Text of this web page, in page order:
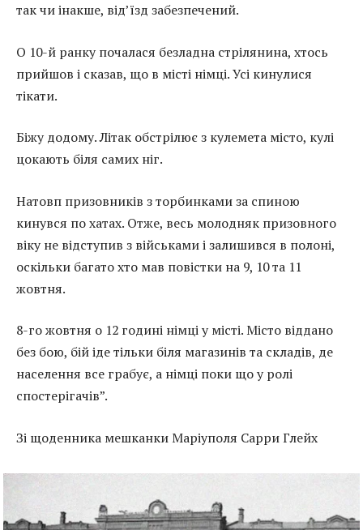
так чи інакше, від’їзд забезпечений.
О 10-й ранку почалася безладна стрілянина, хтось
прийшов і сказав, що в місті німці. Усі кинулися
тікати.
Біжу додому. Літак обстрілює з кулемета місто, кулі
цокають біля самих ніг.
Натовп призовників з торбинками за спиною
кинувся по хатах. Отже, весь молодняк призовного
віку не відступив з військами і залишився в полоні,
оскільки багато хто мав повістки на 9, 10 та 11
жовтня.
8-го жовтня о 12 годині німці у місті. Місто віддано
без бою, бій іде тільки біля магазинів та складів, де
населення все грабує, а німці поки що у ролі
спостерігачів”.
Зі щоденника мешканки Маріуполя Сарри Глейх